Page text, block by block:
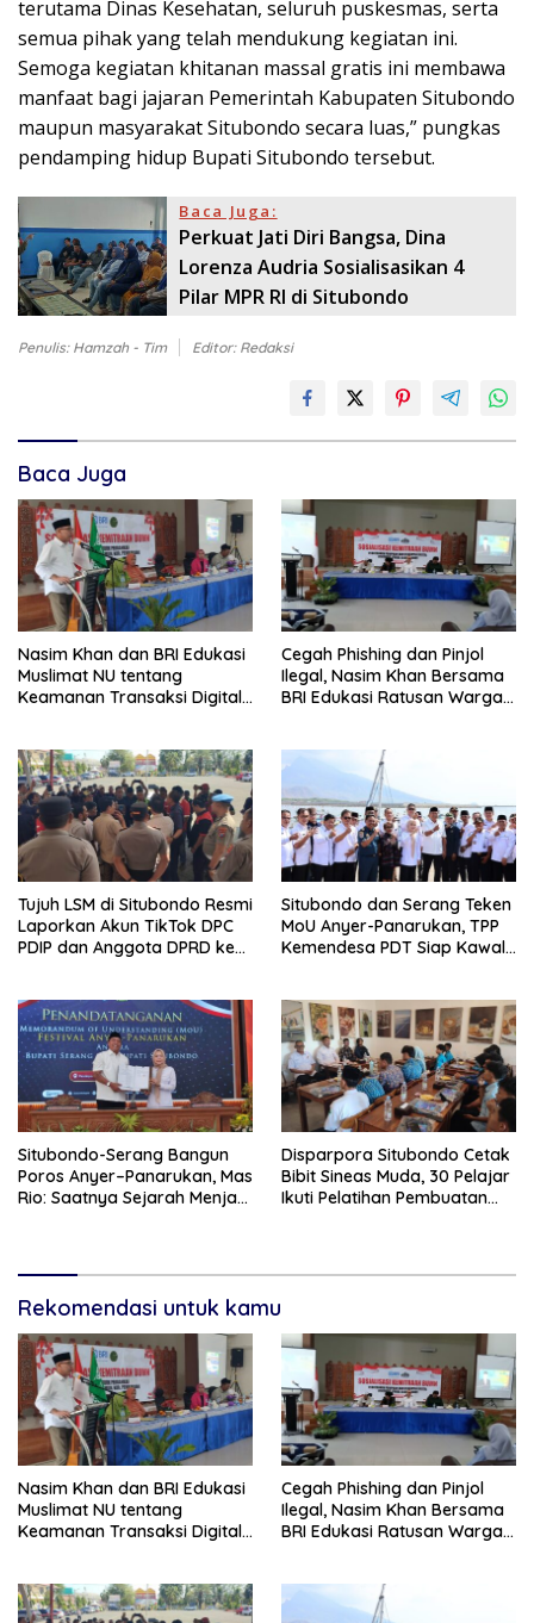
terutama Dinas Kesehatan, seluruh puskesmas, serta
semua pihak yang telah mendukung kegiatan ini.
Semoga kegiatan khitanan massal gratis ini membawa
manfaat bagi jajaran Pemerintah Kabupaten Situbondo
maupun masyarakat Situbondo secara luas,” pungkas
pendamping hidup Bupati Situbondo tersebut.
Baca Juga:
Perkuat Jati Diri Bangsa, Dina
Lorenza Audria Sosialisasikan 4
Pilar MPR RI di Situbondo
Penulis: Hamzah - Tim Editor: Redaksi
Baca Juga
Nasim Khan dan BRI Edukasi
Muslimat NU tentang
Keamanan Transaksi Digital
Cegah Phishing dan Pinjol
Ilegal, Nasim Khan Bersama
BRI Edukasi Ratusan Warga
Tujuh LSM di Situbondo Resmi
Laporkan Akun TikTok DPC
PDIP dan Anggota DPRD ke
Situbondo dan Serang Teken
MoU Anyer-Panarukan, TPP
Kemendesa PDT Siap Kawal
Situbondo-Serang Bangun
Poros Anyer–Panarukan, Mas
Rio: Saatnya Sejarah Menjadi
Disparpora Situbondo Cetak
Bibit Sineas Muda, 30 Pelajar
Ikuti Pelatihan Pembuatan
Rekomendasi untuk kamu
Nasim Khan dan BRI Edukasi
Muslimat NU tentang
Keamanan Transaksi Digital
Cegah Phishing dan Pinjol
Ilegal, Nasim Khan Bersama
BRI Edukasi Ratusan Warga